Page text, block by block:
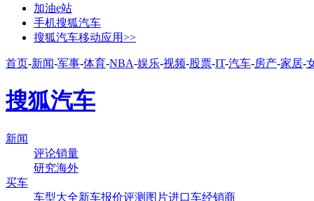
加油e站
手机搜狐汽车
搜狐汽车移动应用>>
首页-新闻-军事-体育-NBA-娱乐-视频-股票-IT-汽车-房产-家居-
搜狐汽车
新闻
评论销量
研究海外
买车
车型大全新车报价评测 图片进口车经销商